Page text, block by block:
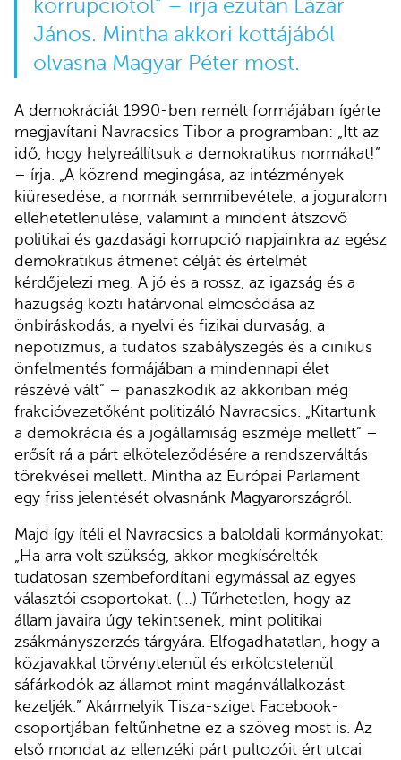
korrupciótól” – írja ezután Lázár
János. Mintha akkori kottájából
olvasna Magyar Péter most.
A demokráciát 1990-ben remélt formájában ígérte
megjavítani Navracsics Tibor a programban: „Itt az
idő, hogy helyreállítsuk a demokratikus normákat!”
– írja. „A közrend megingása, az intézmények
kiüresedése, a normák semmibevétele, a joguralom
ellehetetlenülése, valamint a mindent átszövő
politikai és gazdasági korrupció napjainkra az egész
demokratikus átmenet célját és értelmét
kérdőjelezi meg. A jó és a rossz, az igazság és a
hazugság közti határvonal elmosódása az
önbíráskodás, a nyelvi és fizikai durvaság, a
nepotizmus, a tudatos szabályszegés és a cinikus
önfelmentés formájában a mindennapi élet
részévé vált” – panaszkodik az akkoriban még
frakcióvezetőként politizáló Navracsics. „Kitartunk
a demokrácia és a jogállamiság eszméje mellett” –
erősít rá a párt elköteleződésére a rendszerváltás
törekvései mellett. Mintha az Európai Parlament
egy friss jelentését olvasnánk Magyarországról.
Majd így ítéli el Navracsics a baloldali kormányokat:
„Ha arra volt szükség, akkor megkísérelték
tudatosan szembefordítani egymással az egyes
választói csoportokat. (…) Tűrhetetlen, hogy az
állam javaira úgy tekintsenek, mint politikai
zsákmányszerzés tárgyára. Elfogadhatatlan, hogy a
közjavakkal törvénytelenül és erkölcstelenül
sáfárkodók az államot mint magánvállalkozást
kezeljék.” Akármelyik Tisza-sziget Facebook-
csoportjában feltűnhetne ez a szöveg most is. Az
első mondat az ellenzéki párt pultozóit ért utcai